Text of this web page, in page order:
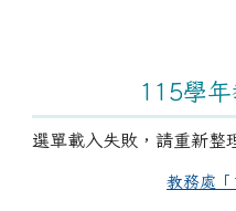
115學
選單載入失敗，請重新整
教務處